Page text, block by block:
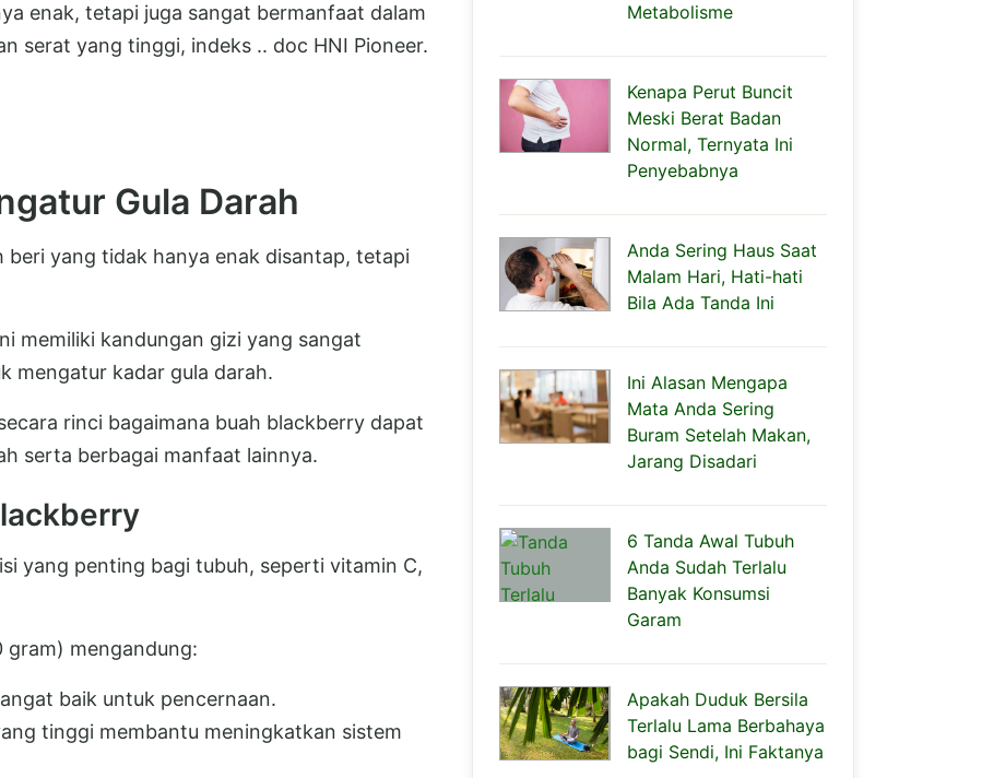
enak, tetapi juga sangat bermanfaat dalam
serat yang tinggi, indeks .. doc HNI Pioneer.
Gula Darah
beri yang tidak hanya enak disantap, tetapi
memiliki kandungan gizi yang sangat
mengatur kadar gula darah.
rinci bagaimana buah blackberry dapat
serta berbagai manfaat lainnya.
yang penting bagi tubuh, seperti vitamin C,
gram) mengandung:
baik untuk pencernaan.
tinggi membantu meningkatkan sistem
Metabolisme
Kenapa Perut Buncit
Meski Berat Badan
Normal, Ternyata Ini
Penyebabnya
Anda Sering Haus Saat
Malam Hari, Hati-hati
Bila Ada Tanda Ini
Ini Alasan Mengapa
Mata Anda Sering
Buram Setelah Makan,
Jarang Disadari
6 Tanda Awal Tubuh
Anda Sudah Terlalu
Banyak Konsumsi
Garam
Apakah Duduk Bersila
Terlalu Lama Berbahaya
bagi Sendi, Ini Faktanya